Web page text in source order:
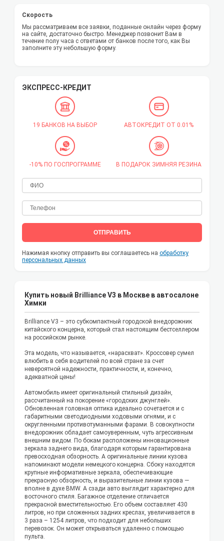
Скорость
Мы рассматриваем все заявки, поданные онлайн через форму
на сайте, достаточно быстро. Менеджер позвонит Вам в
течение полу часа с ответами от банков после того, как Вы
заполните эту небольшую форму.
ЭКСПРЕСС-КРЕДИТ
19 БАНКОВ НА ВЫБОР АВТОКРЕДИТ ОТ 0.01%
-10% ПО ГОСПРОГРАММЕ В ПОДАРОК ЗИМНЯЯ РЕЗИНА
ОТПРАВИТЬ
Нажимая кнопку отправить вы соглашаетесь на обработку
персональных данных
Купить новый Brilliance V3 в Москве в автосалоне
Химки
Brilliance V3 – это субкомпактный городской внедорожник
китайского концерна, который стал настоящим бестселлером
на российском рынке.
Эта модель, что называется, «нарасхват». Кроссовер сумел
влюбить в себя водителей по всей стране за счет
невероятной надежности, практичности, и, конечно,
адекватной цены!
Автомобиль имеет оригинальный стильный дизайн,
рассчитанный на покорение «городских джунглей».
Обновленная головная оптика идеально сочетается и с
габаритными светодиодными ходовыми огнями, и с
округленными противотуманными фарами. В совокупности
внедорожник обладает самоуверенным, чуть агрессивным
внешним видом. По бокам расположены инновационные
зеркала заднего вида, благодаря которым гарантирована
превосходная обзорность. А оригинальные линии кузова
напоминают модели немецкого концерна. Сбоку находятся
крупные информативные зеркала, обеспечивающие
прекрасную обзорность, и выразительные линии кузова —
вполне в духе BMW. А сзади авто выглядит характерно для
восточного стиля. Багажное отделение отличается
прекрасной вместительностью. Его объем составляет 430
литров, но при сложенных задних креслах, увеличивается в
3 раза – 1254 литров, что подходит для небольших
перевозок. Он может открываться удаленно с помощью
пульта.